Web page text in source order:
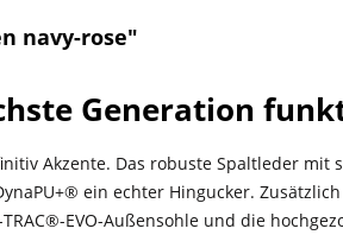
navy-rose"
Generation
Akzente. Das robuste Spaltleder
ein echter Hingucker.
EVO-Außensohle und die